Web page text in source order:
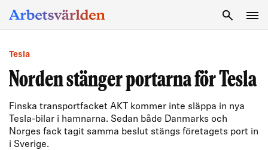
Tesla
Norden stänger portarna för Tesla
Finska transportfacket AKT kommer inte släppa in nya
Tesla-bilar i hamnarna. Sedan både Danmarks och
Norges fack tagit samma beslut stängs företagets port in
i Sverige.